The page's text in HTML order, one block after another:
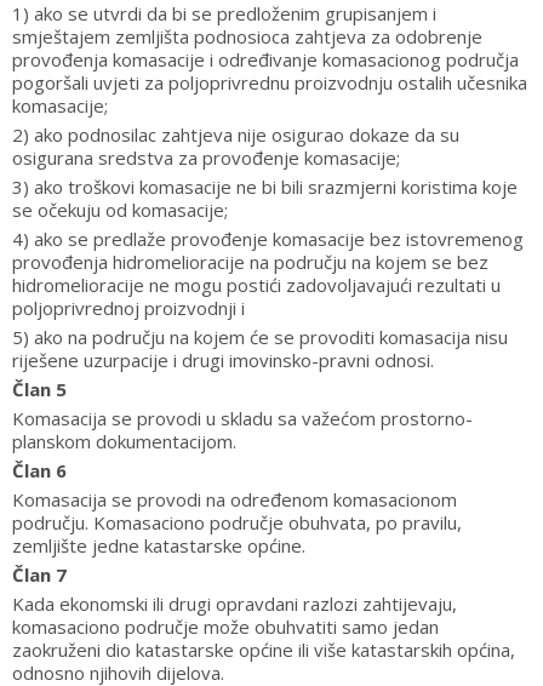
1) ako se utvrdi da bi se predloženim grupisanjem i
smještajem zemljišta podnosioca zahtjeva za odobrenje
provođenja komasacije i određivanje komasacionog područja
pogoršali uvjeti za poljoprivrednu proizvodnju ostalih učesnika
komasacije;
2) ako podnosilac zahtjeva nije osigurao dokaze da su
osigurana sredstva za provođenje komasacije;
3) ako troškovi komasacije ne bi bili srazmjerni koristima koje
se očekuju od komasacije;
4) ako se predlaže provođenje komasacije bez istovremenog
provođenja hidromelioracije na području na kojem se bez
hidromelioracije ne mogu postići zadovoljavajući rezultati u
poljoprivrednoj proizvodnji i
5) ako na području na kojem će se provoditi komasacija nisu
riješene uzurpacije i drugi imovinsko-pravni odnosi.
Član 5
Komasacija se provodi u skladu sa važećom prostorno-
planskom dokumentacijom.
Član 6
Komasacija se provodi na određenom komasacionom
području. Komasaciono područje obuhvata, po pravilu,
zemljište jedne katastarske općine.
Član 7
Kada ekonomski ili drugi opravdani razlozi zahtijevaju,
komasaciono područje može obuhvatiti samo jedan
zaokruženi dio katastarske općine ili više katastarskih općina,
odnosno njihovih dijelova.